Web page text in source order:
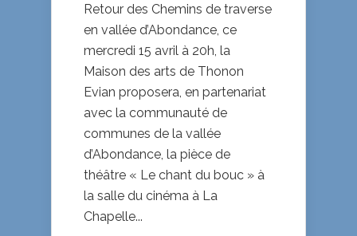
Retour des Chemins de traverse
en vallée d’Abondance, ce
mercredi 15 avril à 20h, la
Maison des arts de Thonon
Evian proposera, en partenariat
avec la communauté de
communes de la vallée
d’Abondance, la pièce de
théâtre « Le chant du bouc » à
la salle du cinéma à La
Chapelle...